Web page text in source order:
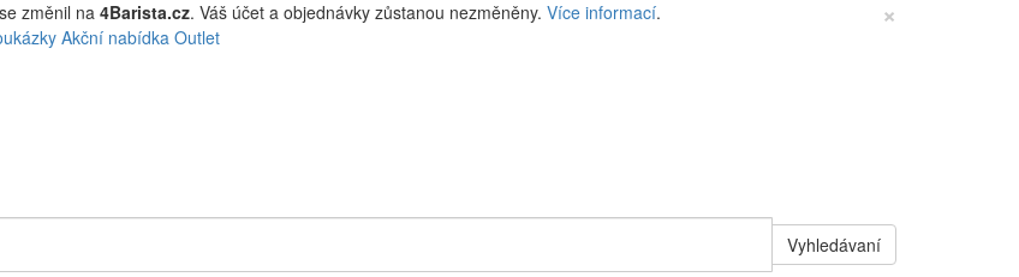
změnil na 4Barista.cz. Váš účet a objednávky zůstanou nezměněny. Více informací. ×
Akční nabídka Outlet
Vyhledávaní